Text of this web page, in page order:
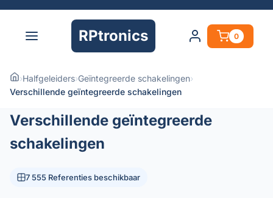
RPtronics 0
›Halfgeleiders›Geïntegreerde schakelingen›
Verschillende geïntegreerde schakelingen
Verschillende geïntegreerde
schakelingen
7 555 Referenties beschikbaar